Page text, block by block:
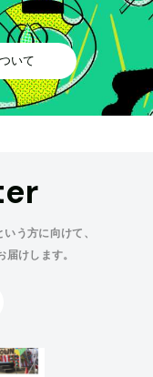
いて
う方に向けて、
けします。